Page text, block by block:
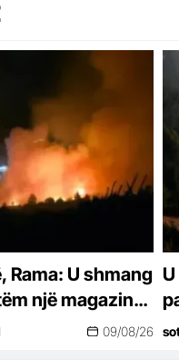
Rama: U shmang
një magazinë
09/08/26